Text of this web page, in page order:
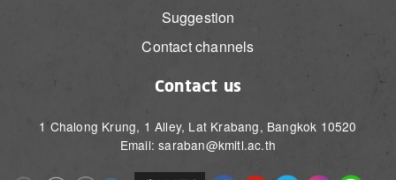
Suggestion
Contact channels
Contact us
1 Chalong Krung, 1 Alley, Lat Krabang, Bangkok 10520
Email: saraban@kmitl.ac.th